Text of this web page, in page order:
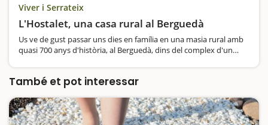
Viver i Serrateix
L'Hostalet, una casa rural al Berguedà
Us ve de gust passar uns dies en família en una masia rural amb
quasi 700 anys d'història, al Berguedà, dins del complex d'un
També et pot interessar